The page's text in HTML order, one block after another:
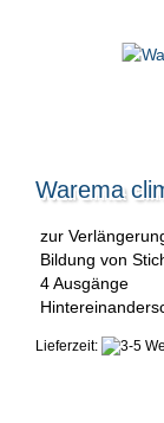
Warema
zur
Bildung von
4 Ausgänge
Lieferzeit: